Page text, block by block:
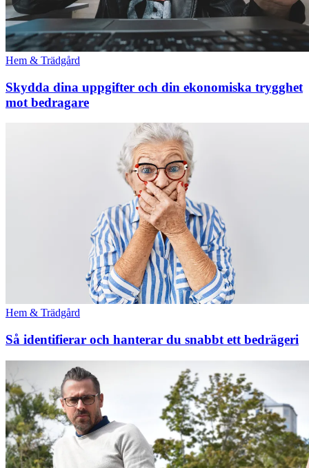
Hem & Trädgård
Skydda dina uppgifter och din ekonomiska trygghet
mot bedragare
Hem & Trädgård
Så identifierar och hanterar du snabbt ett bedrägeri